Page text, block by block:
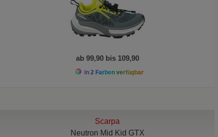
ab 99,90 bis 109,90
In 2 Farben verfügbar
Scarpa
Neutron Mid Kid GTX